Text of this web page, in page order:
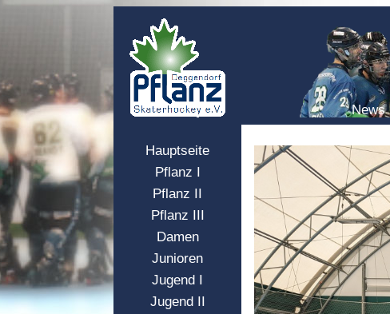
News
Hauptseite
Pflanz I
Pflanz II
Pflanz III
Damen
Junioren
Jugend I
Jugend II